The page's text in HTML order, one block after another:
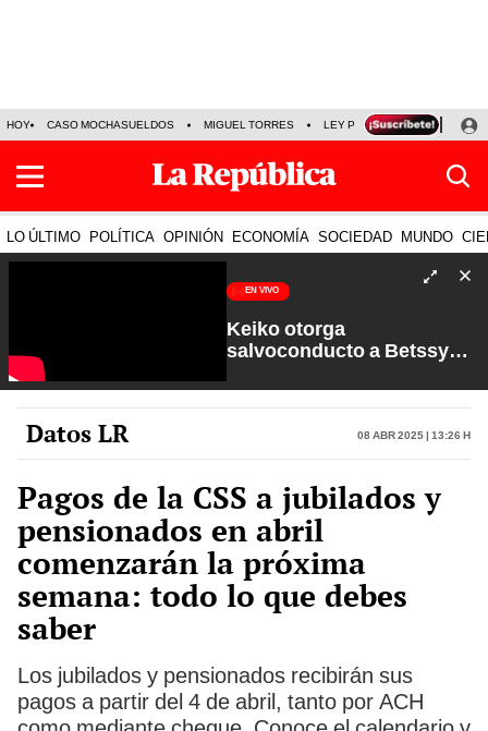
HOY CASO MOCHASUELDOS MIGUEL TORRES LEY PULPÍN PRECIO DEL
LO ÚLTIMO POLÍTICA OPINIÓN ECONOMÍA SOCIEDAD MUNDO
EN VIVO
Keiko otorga
salvoconducto a Betssy
Petroperú | Sin Guion con
Rosa María Palacios
Datos LR 08 Abr 2025 | 13:26 h
Pagos de la CSS a jubilados y
pensionados en abril
comenzarán la próxima
semana: todo lo que debes
saber
Los jubilados y pensionados recibirán sus
pagos a partir del 4 de abril, tanto por ACH